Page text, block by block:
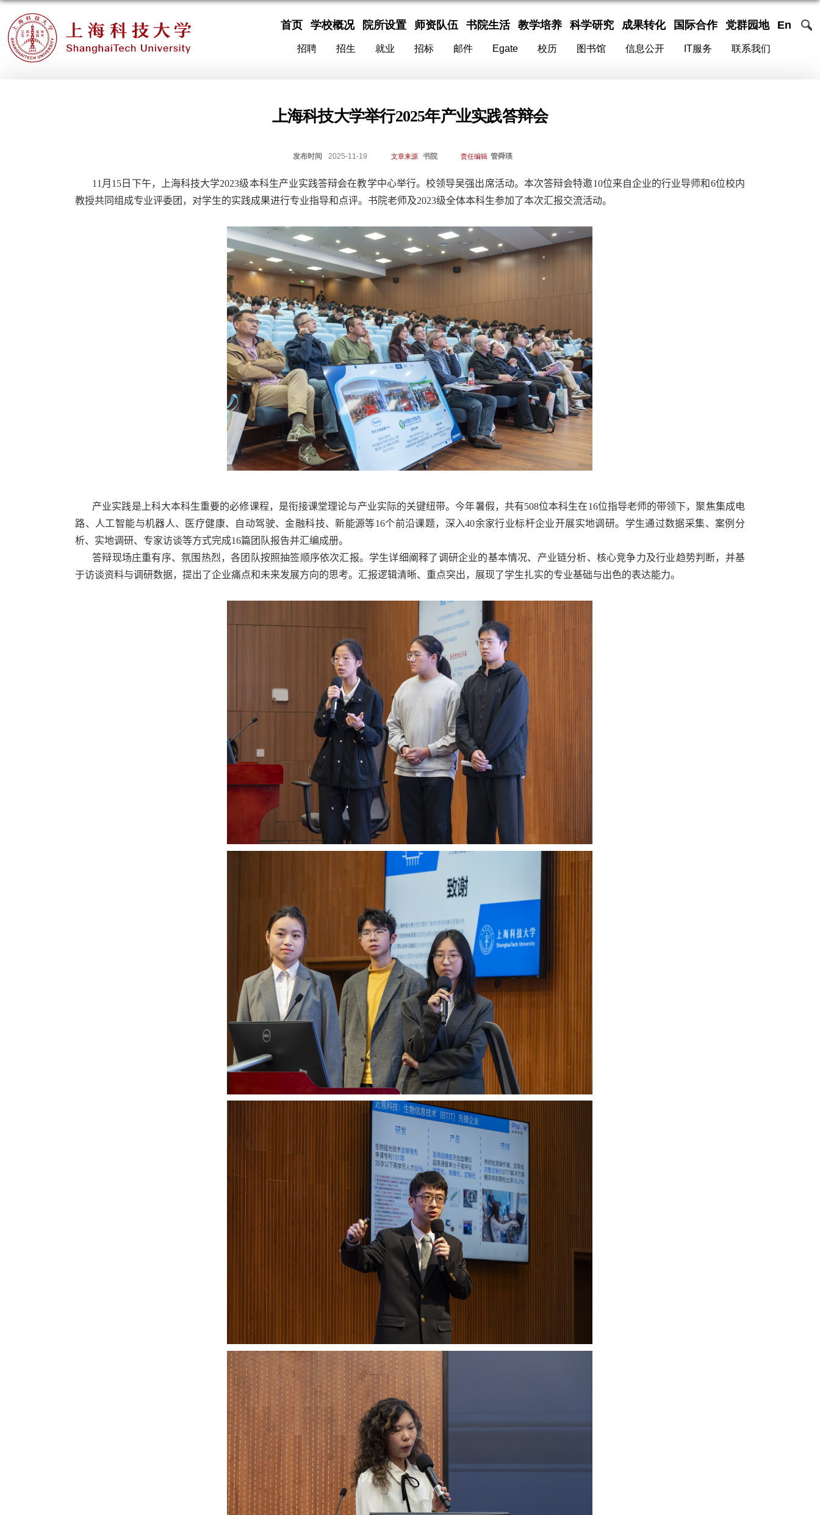
首页 学校概况 院所设置 师资队伍 书院生活 教学培养 科学研究 成果转化 国际合作 党群园地 En
招聘 招生 就业 招标 邮件 Egate 校历 图书馆 信息公开 IT服务 联系我们
上海科技大学举行2025年产业实践答辩会
发布时间 2025-11-19 文章来源 书院 责任编辑 管舜瑛
11 月 15 日下午，上海科技大学2023级本科生产业实践答辩会在教学中心举行。校领导吴强出席活动。本次答辩会特邀10位来自企业的行业导师和6位校内
教授共同组成专业评委团，对学生的实践成果进行专业指导和点评。书院老师及2023级全体本科生参加了本次汇报交流活动。
产业实践是上科大本科生重要的必修课程，是衔接课堂理论与产业实际的关键纽带。今年暑假，共有508位本科生在16位指导老师的带领下，聚焦集成电
路、人工智能与机器人、医疗健康、自动驾驶、金融科技、新能源等16个前沿课题，深入40余家行业标杆企业开展实地调研。学生通过数据采集、案例分
析、实地调研、专家访谈等方式完成16篇团队报告并汇编成册。
答辩现场庄重有序、氛围热烈，各团队按照抽签顺序依次汇报。学生详细阐释了调研企业的基本情况、产业链分析、核心竞争力及行业趋势判断，并基
于访谈资料与调研数据，提出了企业痛点和未来发展方向的思考。汇报逻辑清晰、重点突出，展现了学生扎实的专业基础与出色的表达能力。